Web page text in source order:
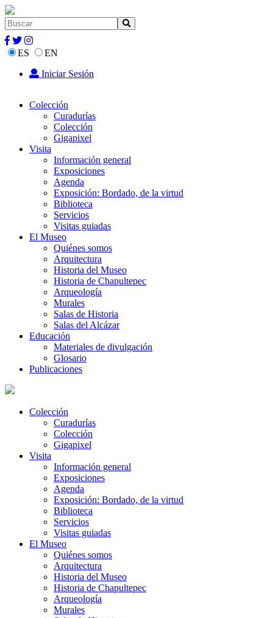
ES
EN
Iniciar Sesión
Colección
Curadurías
Colección
Gigapixel
Visita
Información general
Exposiciones
Agenda
Exposición: Bordado, de la virtud
Biblioteca
Servicios
Visitas guiadas
El Museo
Quiénes somos
Arquitectura
Historia del Museo
Historia de Chapultepec
Arqueología
Murales
Salas de Historia
Salas del Alcázar
Educación
Materiales de divulgación
Glosario
Publicaciones
Colección
Curadurías
Colección
Gigapixel
Visita
Información general
Exposiciones
Agenda
Exposición: Bordado, de la virtud
Biblioteca
Servicios
Visitas guiadas
El Museo
Quiénes somos
Arquitectura
Historia del Museo
Historia de Chapultepec
Arqueología
Murales